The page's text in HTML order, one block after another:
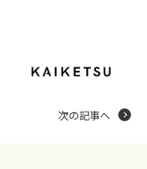
次の記事へ